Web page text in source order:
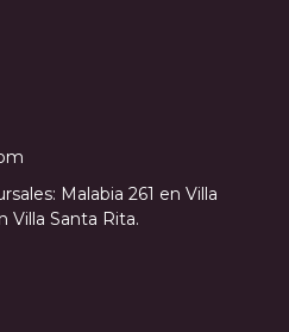
Malabia 261 en Villa
Villa Santa Rita.